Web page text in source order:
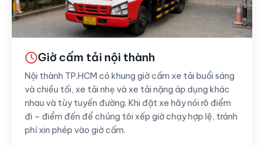
Giờ cấm tải nội thành
Nội thành TP.HCM có khung giờ cấm xe tải buổi sáng
và chiều tối, xe tải nhẹ và xe tải nặng áp dụng khác
nhau và tùy tuyến đường. Khi đặt xe hãy nói rõ điểm
đi – điểm đến để chúng tôi xếp giờ chạy hợp lệ, tránh
phí xin phép vào giờ cấm.